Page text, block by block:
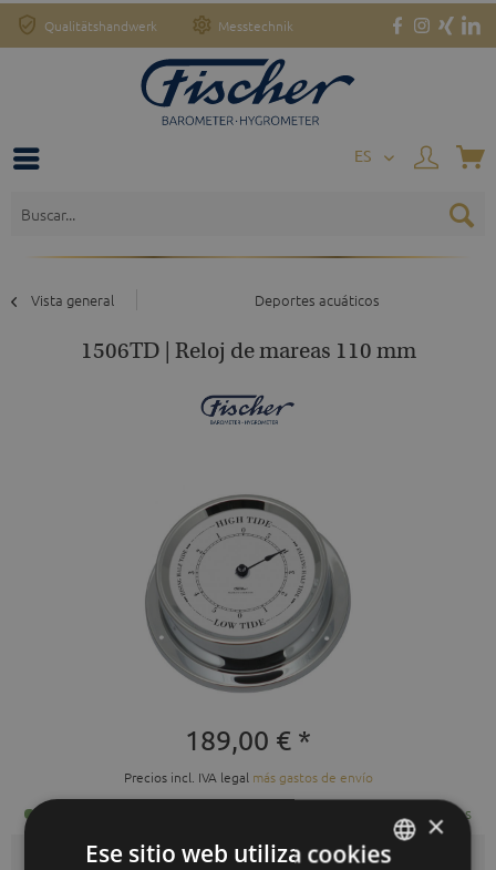
Qualitätshandwerk Messtechnik
ES
Vista general Deportes acuáticos
1506TD | Reloj de mareas 110 mm
189,00 € *
Precios incl. IVA legal más gastos de envío
Listo para envío inmediato, tiempo de entrega 3-10 días hábiles
×
Ese sitio web utiliza cookies